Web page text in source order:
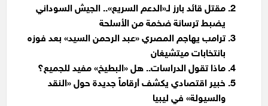
مقتل قائد بارز لـ«الدعم السريع».. الجيش السوداني
يضبط ترسانة ضخمة من الأسلحة
ترامب يهاجم المصري «عبد الرحمن السيد» بعد فوزه
بانتخابات ميتشيغان
ماذا تقول الدراسات.. هل «البطيخ» مفيد للجميع؟
خبير اقتصادي يكشف أرقاماً جديدة حول «النقد
والسيولة» في ليبيا